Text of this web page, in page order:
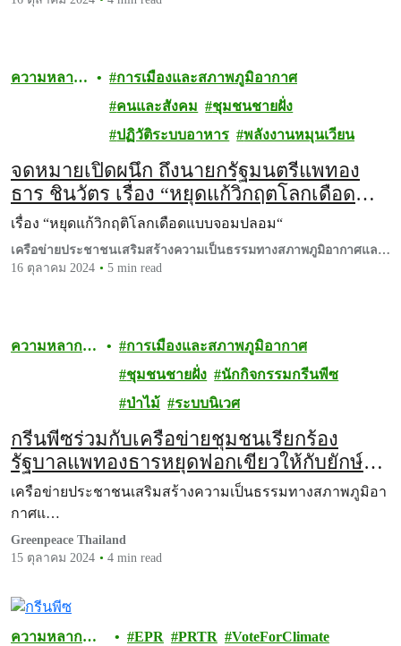
ความหลาก
การเมืองและสภาพภูมิอากาศ
คนและสังคม
ชุมชนชายฝั่ง
ปฏิวัติระบบอาหาร
พลังงานหมุนเวียน
จดหมายเปิดผนึก ถึงนายกรัฐมนตรีแพทอง
ธาร ชินวัตร เรื่อง “หยุดแก้วิกฤตโลกเดือด
แบบจอมปลอม“
เรื่อง “หยุดแก้วิกฤติโลกเดือดแบบจอมปลอม“
เครือข่ายประชาชนเสริมสร้างความเป็นธรรมทางสภาพภูมิอากาศและ
หยุดคาร์บอนเครดิต
16 ตุลาคม 2024 5 min read
ความหลาก
การเมืองและสภาพภูมิอากาศ
ชุมชนชายฝั่ง
นักกิจกรรมกรีนพีซ
ป่าไม้
ระบบนิเวศ
กรีนพีซร่วมกับเครือข่ายชุมชนเรียกร้อง
รัฐบาลแพทองธารหยุดฟอกเขียวให้กับยักษ์
ใหญ่คาร์บอน
เครือข่ายประชาชนเสริมสร้างความเป็นธรรมทางสภาพภูมิอา
กาศแ…
Greenpeace Thailand
15 ตุลาคม 2024
4 min read
ความหลาก
EPR PRTR
VoteForClimate